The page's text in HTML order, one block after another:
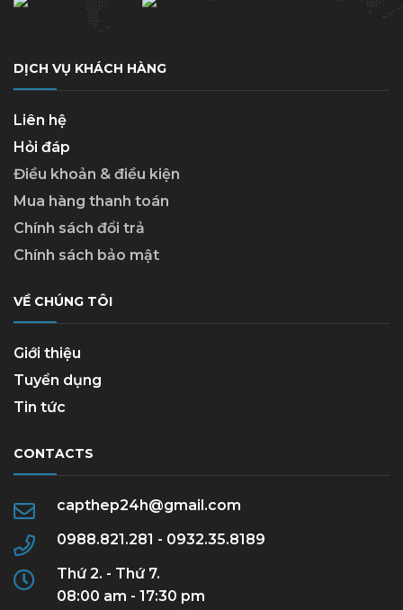
DỊCH VỤ KHÁCH HÀNG
Liên hệ
Hỏi đáp
Điều khoản & điều kiện
Mua hàng thanh toán
Chính sách đổi trả
Chính sách bảo mật
VỀ CHÚNG TÔI
Giới thiệu
Tuyển dụng
Tin tức
CONTACTS
capthep24h@gmail.com
0988.821.281 - 0932.35.8189
Thứ 2. - Thứ 7.
08:00 am - 17:30 pm